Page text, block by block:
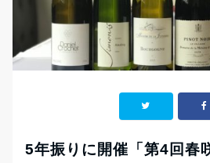
5年振りに開催「第4回春